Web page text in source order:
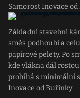
Samorost Inovace
Základní stavební
směs podhoubí a
papírové pelety. Po
kde vlákna dál
probíhá s minimální
Inovace od Buřinky